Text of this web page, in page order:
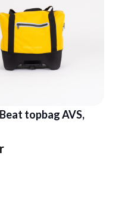
topbag AVS,